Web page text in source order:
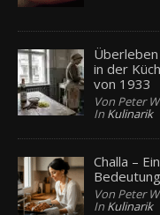
in der
von 1933
Von Peter
In Kulinarik
Challa –
Bedeutung
Von Peter
In Kulinarik